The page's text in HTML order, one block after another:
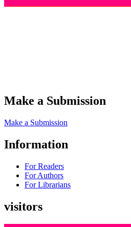
Make a Submission
Make a Submission
Information
For Readers
For Authors
For Librarians
visitors